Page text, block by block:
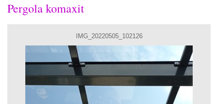
Pergola komaxit
IMG_20220505_102126